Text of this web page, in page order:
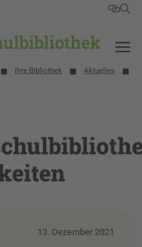
Ihre Bibliothek
Aktuelles
13. Dezember 2021